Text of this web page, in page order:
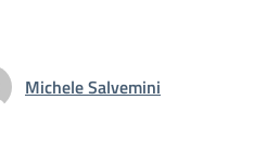
Michele Salvemini